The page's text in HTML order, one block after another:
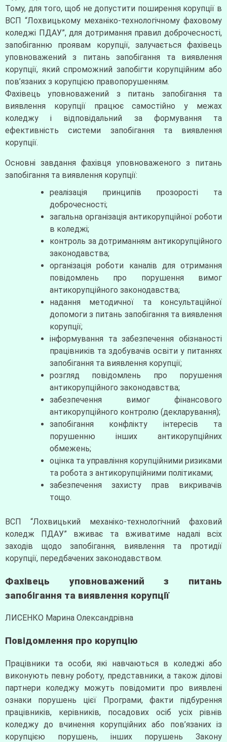
Тому, для того, щоб не допустити поширення корупції в
ВСП “Лохвицькому механіко-технологічному фаховому
коледжі ПДАУ”, для дотримання правил доброчесності,
запобіганню проявам корупції, залучається фахівець
уповноважений з питань запобігання та виявлення
корупції, який спроможний запобігти корупційним або
пов’язаних з корупцією правопорушенням.
Фахівець уповноважений з питань запобігання та
виявлення корупції працює самостійно у межах
коледжу і відповідальний за формування та
ефективність системи запобігання та виявлення
корупції.
Основні завдання фахівця уповноваженого з питань
запобігання та виявлення корупції:
реалізація принципів прозорості та
доброчесності;
загальна організація антикорупційної роботи
в коледжі;
контроль за дотриманням антикорупційного
законодавства;
організація роботи каналів для отримання
повідомлень про порушення вимог
антикорупційного законодавства;
надання методичної та консультаційної
допомоги з питань запобігання та виявлення
корупції;
інформування та забезпечення обізнаності
працівників та здобувачів освіти у питаннях
запобігання та виявлення корупції;
розгляд повідомлень про порушення
антикорупційного законодавства;
забезпечення вимог фінансового
антикорупційного контролю (декларування);
запобігання конфлікту інтересів та
порушенню інших антикорупційних
обмежень;
оцінка та управління корупційними ризиками
та робота з антикорупційними політиками;
забезпечення захисту прав викривачів
тощо.
ВСП “Лохвицький механіко-технологічний фаховий
коледж ПДАУ” вживає та вживатиме надалі всіх
заходів щодо запобігання, виявлення та протидії
корупції, передбачених законодавством.
Фахівець уповноважений з питань
запобігання та виявлення корупції
ЛИСЕНКО Марина Олександрівна
Повідомлення про корупцію
Працівники та особи, які навчаються в коледжі або
виконують певну роботу, представники, а також ділові
партнери коледжу можуть повідомити про виявлені
ознаки порушень цієї Програми, факти підбурення
працівників, керівників, посадових осіб усіх рівнів
коледжу до вчинення корупційних або пов’язаних із
корупцією порушень, інших порушень Закону